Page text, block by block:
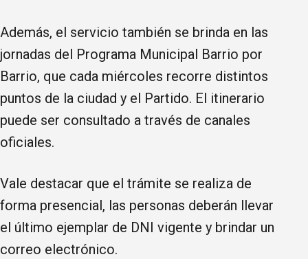
Además, el servicio también se brinda en las
jornadas del Programa Municipal Barrio por
Barrio, que cada miércoles recorre distintos
puntos de la ciudad y el Partido. El itinerario
puede ser consultado a través de canales
oficiales.
Vale destacar que el trámite se realiza de
forma presencial, las personas deberán llevar
el último ejemplar de DNI vigente y brindar un
correo electrónico.